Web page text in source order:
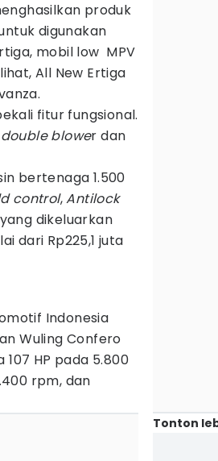
produk
digunakan
mobil low MPV
All New Ertiga
fitur fungsional.
double blower dan
bertenaga 1.500
control,Antilock
dikeluarkan
dari Rp225,1 juta
Indonesia
Wuling Confero
HP pada 5.800
rpm, dan
Tonton